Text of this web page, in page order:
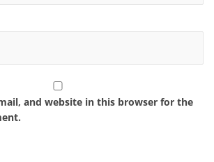
and website in this browser for the